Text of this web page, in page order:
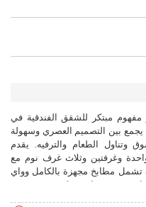
مبتكر للشقق الفندقية في
يجمع بين التصميم العصري وسهولة
وتناول الطعام والترفيه. يقدم
وغرفتين وثلاث غرف نوم مع
تشمل مطابخ مجهزة بالكامل وواي
بدنية ومواقف خاصة.